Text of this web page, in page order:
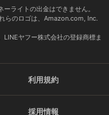
ライトの出金はできません。
らのロゴは、Amazon.com, Inc.
ヤフー株式会社の登録商標ま
利用規約
採用情報